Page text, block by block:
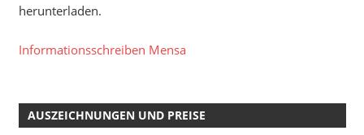
herunterladen.
Informationsschreiben Mensa
AUSZEICHNUNGEN UND PREISE